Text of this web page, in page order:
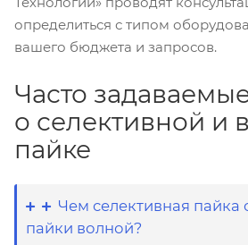
определиться с типом
вашего бюджета и запросов.
Часто
о селективной и
пайке
Чем селективная пайка
пайки волной?